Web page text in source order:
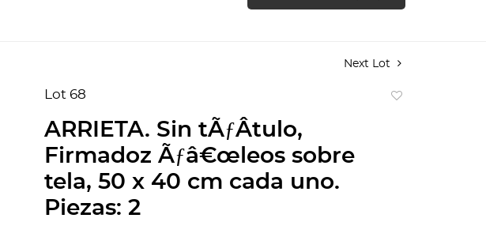
Next Lot
Lot 68
ARRIETA. Sin tÃƒÂ­tulo,
Firmadoz Ãƒâ€œleos sobre
tela, 50 x 40 cm cada uno.
Piezas: 2